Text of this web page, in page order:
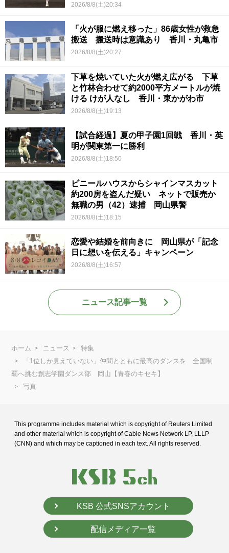
2026/8/8(土)20:34
「火が服に燃え移った」86歳女性が救急
搬送 搬送時は意識あり 香川・丸亀市
2026/8/8(土)20:27
下草を焼いていた火が燃え広がる 下草
と竹林合わせて約2000平方メートルが焼
ける けが人なし 香川・東かがわ市
2026/8/8(土)19:13
【試合経過】夏の甲子園1回戦 香川・英
明が関東第一に勝利
2026/8/8(土)18:50
ビニールハウスからシャインマスカット
約200房を盗んだ疑い ネットで販売か
無職の男（42）逮捕 岡山県警
2026/8/8(土)18:15
恋愛や結婚を前向きに 岡山県が「記念
日に想いを伝える」キャンペーン
2026/8/8(土)16:57
ニュース記事一覧
ホーム ニュース
特集
「1位しか見えていない」仲間とともに最高のダンスを 全国制
覇へ挑む創志学園ダンス部 岡山【青春のキセキ】
写真
This programme includes material which is copyright of Reuters Limited
and other material which is copyright of Cable News Network LP, LLLP
(CNN) and which may be captioned in each text. All rights reserved.
KSB 公式SNSアカウント
配信メディア一覧